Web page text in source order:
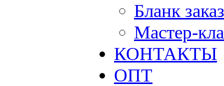
Бланк
Мастер-
КОНТАКТЫ
ОПТ